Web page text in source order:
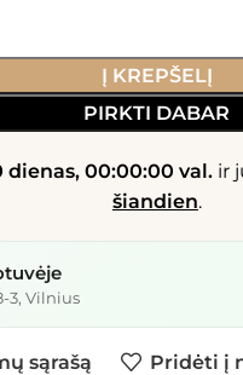
Į KREPŠELĮ
PIRKTI DABAR
dienas, 00:00:00 val.ir
šiandien.
3, Vilnius
sąrašą Pridėti į